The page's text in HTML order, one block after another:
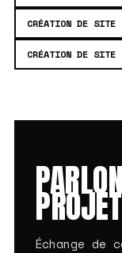
CRÉATION DE SITE
CRÉATION DE SITE
PROJET
Échange